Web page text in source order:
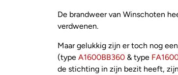
De brandweer van Winschoten
verdwenen.
Maar gelukkig zijn er toch nog
(type A1600BB360 & type
de stichting in zijn bezit heeft,